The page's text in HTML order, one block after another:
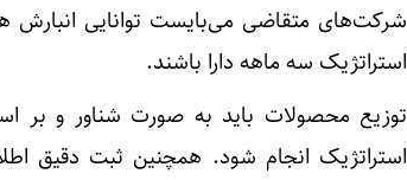
شرکت‌های متقاضی می‌بایست توانایی انبارش
استراتژیک سه ماهه دارا باشند.
استراتژیک انجام شود. همچنین ثبت دقیق